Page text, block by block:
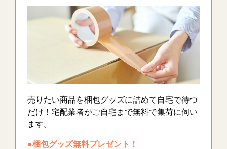
売りたい商品を梱包グッズに詰めて自宅で待つ
だけ！宅配業者がご自宅まで無料で集荷に伺い
ます。
●梱包グッズ無料プレゼント！